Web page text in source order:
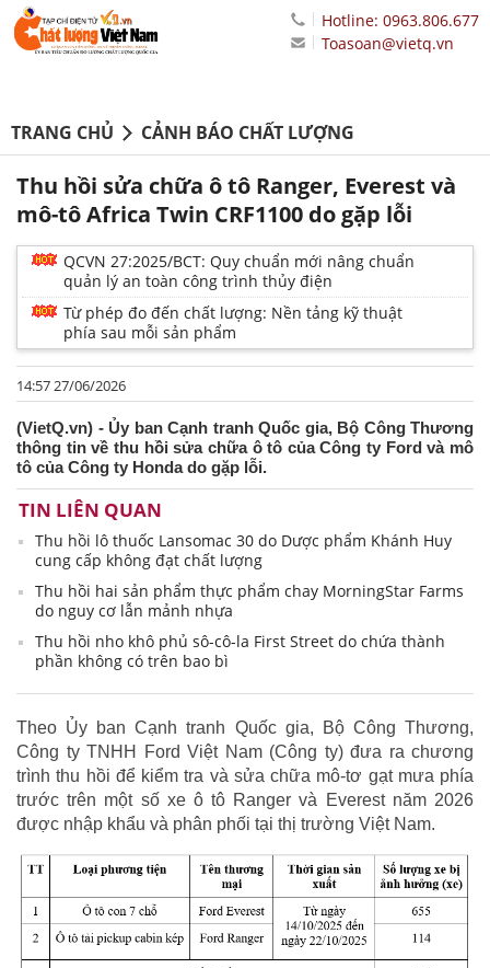
Hotline: 0963.806.677
Toasoan@vietq.vn
TRANG CHỦ CẢNH BÁO CHẤT LƯỢNG
Thu hồi sửa chữa ô tô Ranger, Everest và
mô-tô Africa Twin CRF1100 do gặp lỗi
QCVN 27:2025/BCT: Quy chuẩn mới nâng chuẩn
quản lý an toàn công trình thủy điện
Từ phép đo đến chất lượng: Nền tảng kỹ thuật
phía sau mỗi sản phẩm
14:57 27/06/2026
(VietQ.vn) - Ủy ban Cạnh tranh Quốc gia, Bộ Công Thương
thông tin về thu hồi sửa chữa ô tô của Công ty Ford và mô
tô của Công ty Honda do gặp lỗi.
TIN LIÊN QUAN
Thu hồi lô thuốc Lansomac 30 do Dược phẩm Khánh Huy
cung cấp không đạt chất lượng
Thu hồi hai sản phẩm thực phẩm chay MorningStar Farms
do nguy cơ lẫn mảnh nhựa
Thu hồi nho khô phủ sô-cô-la First Street do chứa thành
phần không có trên bao bì
Theo Ủy ban Cạnh tranh Quốc gia, Bộ Công Thương,
Công ty TNHH Ford Việt Nam (Công ty) đưa ra chương
trình thu hồi để kiểm tra và sửa chữa mô-tơ gạt mưa phía
trước trên một số xe ô tô Ranger và Everest năm 2026
được nhập khẩu và phân phối tại thị trường Việt Nam.